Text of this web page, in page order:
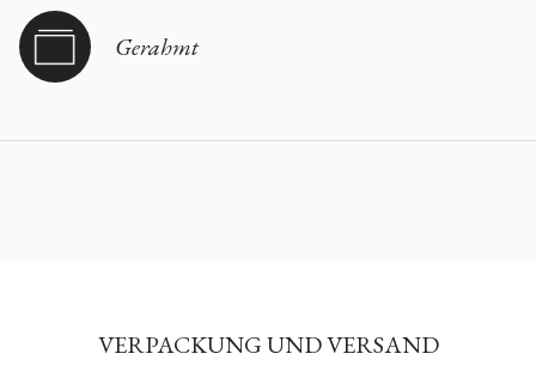
Gerahmt
VERPACKUNG UND VERSAND